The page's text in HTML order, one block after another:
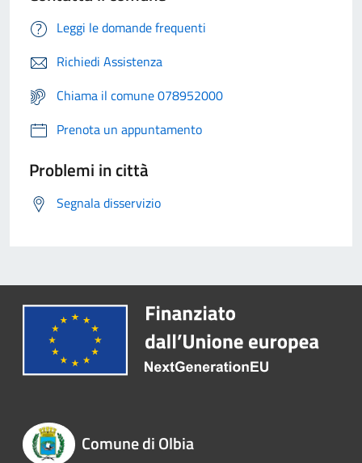
Leggi le domande frequenti
Richiedi Assistenza
Chiama il comune 078952000
Prenota un appuntamento
Problemi in città
Segnala disservizio
Comune di Olbia